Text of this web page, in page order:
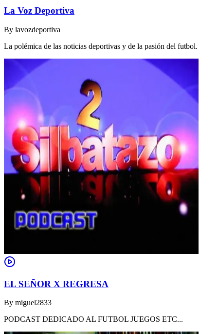
La Voz Deportiva
By lavozdeportiva
La polémica de las noticias deportivas y de la pasión del futbol.
EL SEÑOR X REGRESA
By miguel2833
PODCAST DEDICADO AL FUTBOL JUEGOS ETC...